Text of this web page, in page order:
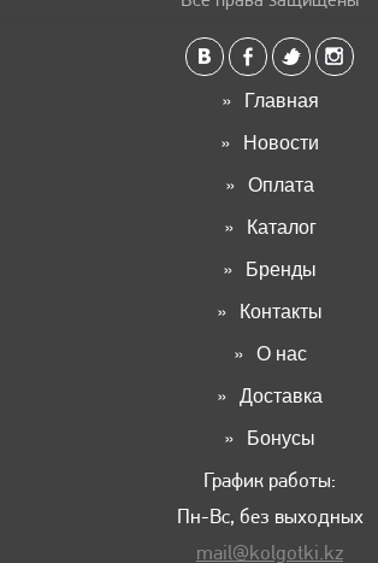
Главная
Новости
Оплата
Каталог
Бренды
Контакты
О нас
Доставка
Бонусы
График работы:
Пн-Вс, без выходных
mail@kolgotki.kz